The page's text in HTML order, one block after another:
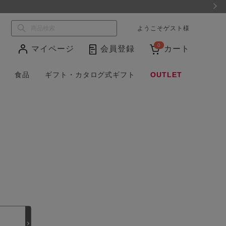
ようこそゲスト様
マイページ 会員登録 0 カート
食品 ギフト・カタログ式ギフト OUTLET